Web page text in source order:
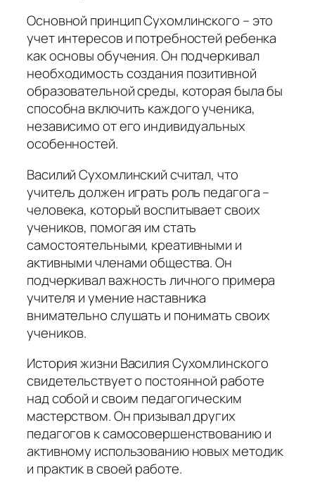
Основной принцип Сухомлинского – это
учет интересов и потребностей ребенка
как основы обучения. Он подчеркивал
необходимость создания позитивной
образовательной среды, которая была бы
способна включить каждого ученика,
независимо от его индивидуальных
особенностей.
Василий Сухомлинский считал, что
учитель должен играть роль педагога –
человека, который воспитывает своих
учеников, помогая им стать
самостоятельными, креативными и
активными членами общества. Он
подчеркивал важность личного примера
учителя и умение наставника
внимательно слушать и понимать своих
учеников.
История жизни Василия Сухомлинского
свидетельствует о постоянной работе
над собой и своим педагогическим
мастерством. Он призывал других
педагогов к самосовершенствованию и
активному использованию новых методик
и практик в своей работе.